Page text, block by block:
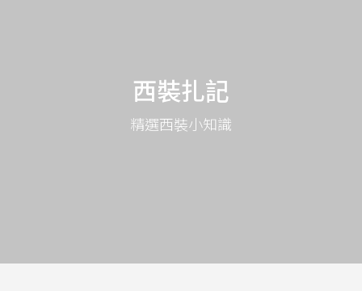
西裝扎記
精選西裝小知識